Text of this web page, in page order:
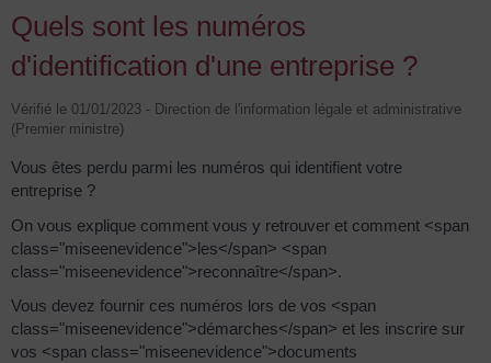
Quels sont les numéros
d'identification d'une entreprise ?
Vérifié le 01/01/2023 - Direction de l'information légale et administrative
(Premier ministre)
Vous êtes perdu parmi les numéros qui identifient votre
entreprise ?
On vous explique comment vous y retrouver et comment <span
class="miseenevidence">les</span> <span
class="miseenevidence">reconnaître</span>.
Vous devez fournir ces numéros lors de vos <span
class="miseenevidence">démarches</span> et les inscrire sur
vos <span class="miseenevidence">documents